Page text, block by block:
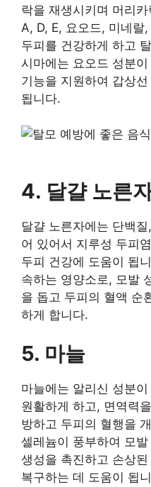
락을 재생시키며 머리
A, D, E, 요오드, 미네랄
두피를 건강하게 하고
시마에는 요오드 성분
기능을 지원하여 갑상
됩니다.
4. 달걀 노른
달걀 노른자에는 단백
어 있어서 지루성 두피
두피 건강에 도움이 됩
속하는 영양소로, 모발
을 돕고 두피의 혈액 순
하게 합니다.
5. 마늘
마늘에는 알리신 성분
원활하게 하고, 면역력
방하고 두피의 혈행을
셀레늄이 풍부하여 모
생성을 촉진하고 손상
복구하는 데 도움이 됩